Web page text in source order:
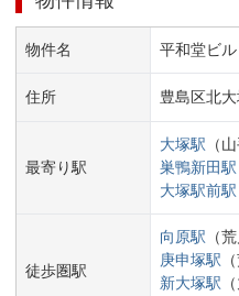
物件名 平和堂ビル
住所 豊島区北大
最寄り駅
大塚駅 （
巣鴨新田駅
大塚駅前駅
徒歩圏駅
向原駅 （
庚申塚駅 （
新大塚駅 （